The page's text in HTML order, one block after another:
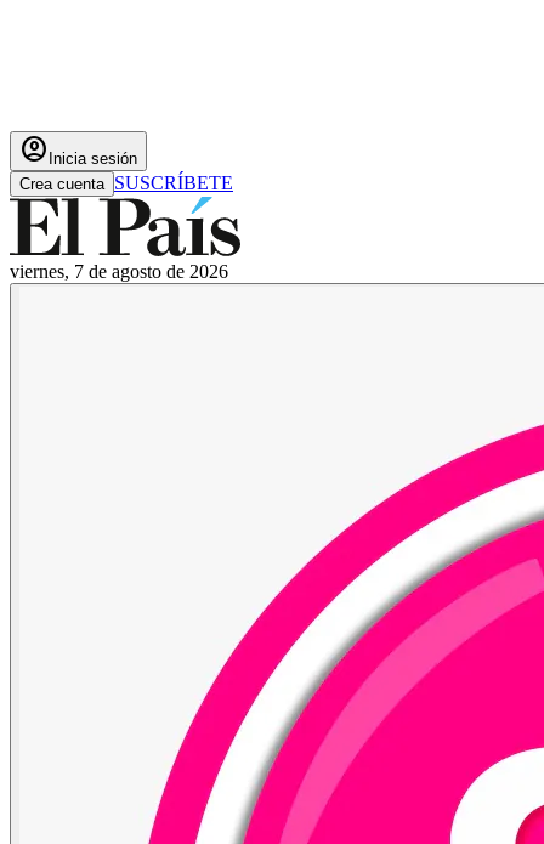
account_circle Inicia sesión
Crea cuenta SUSCRÍBETE
viernes, 7 de agosto de 2026